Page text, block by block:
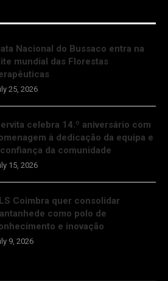
Nacional do Bussaco entra na
mundial das Florestas
25, 2026
celebra 14.º aniversário com
à dedicação da equipa e
da comunidade
15, 2026
Coimbra quer consolidar
como polo de
e inovação
9, 2026